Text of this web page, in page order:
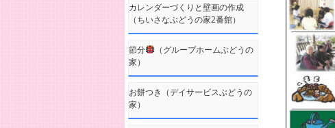
カレンダーづくりと壁画の作成
（ちいさなぶどうの家2番館）
節分
（グループホームぶどうの
家）
お餅つき（デイサービスぶどうの
家）